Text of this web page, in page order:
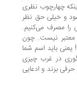
نظری
حق نظر
می‌کنیم.
نیست. چون
اسم شما
غرب چیزی
و ادعایی